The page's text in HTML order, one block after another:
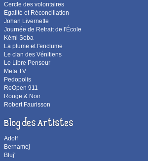
Cercle des volontaires
Egalité et Réconciliation
Johan Livernette
Journée de Retrait de l'École
Kémi Seba
La plume et l'enclume
Le clan des Vénitiens
Le Libre Penseur
Meta TV
Pedopolis
ReOpen 911
Rouge & Noir
Robert Faurisson
Blog des Artistes
Adolf
Bernamej
Bluj'